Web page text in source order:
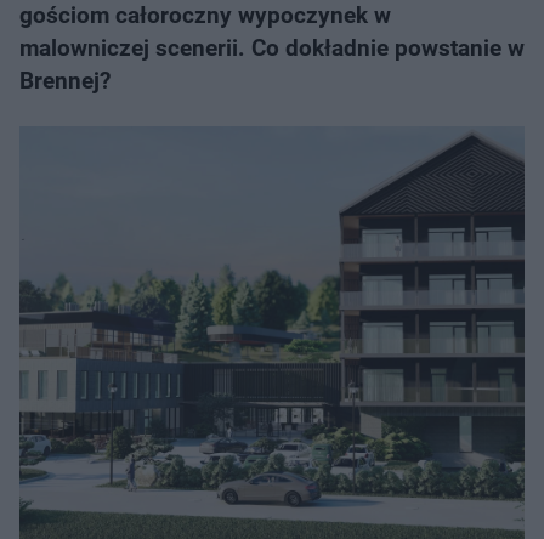
gościom całoroczny wypoczynek w
malowniczej scenerii. Co dokładnie powstanie w
Brennej?